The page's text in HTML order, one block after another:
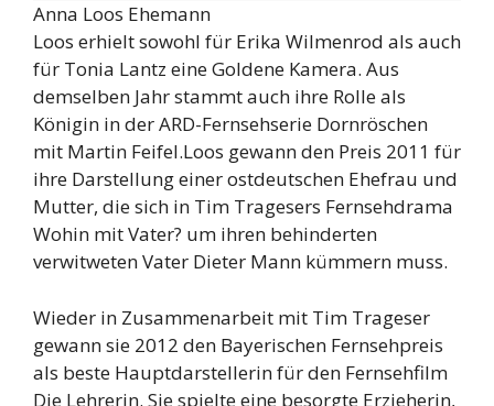
Anna Loos Ehemann
Loos erhielt sowohl für Erika Wilmenrod als auch
für Tonia Lantz eine Goldene Kamera. Aus
demselben Jahr stammt auch ihre Rolle als
Königin in der ARD-Fernsehserie Dornröschen
mit Martin Feifel.Loos gewann den Preis 2011 für
ihre Darstellung einer ostdeutschen Ehefrau und
Mutter, die sich in Tim Tragesers Fernsehdrama
Wohin mit Vater? um ihren behinderten
verwitweten Vater Dieter Mann kümmern muss.
Wieder in Zusammenarbeit mit Tim Trageser
gewann sie 2012 den Bayerischen Fernsehpreis
als beste Hauptdarstellerin für den Fernsehfilm
Die Lehrerin. Sie spielte eine besorgte Erzieherin,